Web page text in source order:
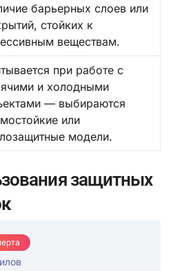
барьерных слоев или
стойких к
веществам.
при работе с
и холодными
— выбираются
или
модели.
защитных